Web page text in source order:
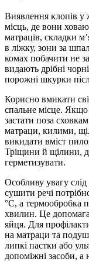
Виявлення клопів у
місць, де вони
матраців, складки
в ліжку, зони за
комах побачити не
видають дрібні
порожні шкурки
Корисно вмикати
спальне місце.
застати поза
матраци, килими,
викидати вміст
Тріщини й щілини,
герметизувати.
Особливу увагу
сушити речі
°C, а термообробка
хвилин. Це
яйця. Для
на матраци та
липкі пастки або
допоміжні засоби,